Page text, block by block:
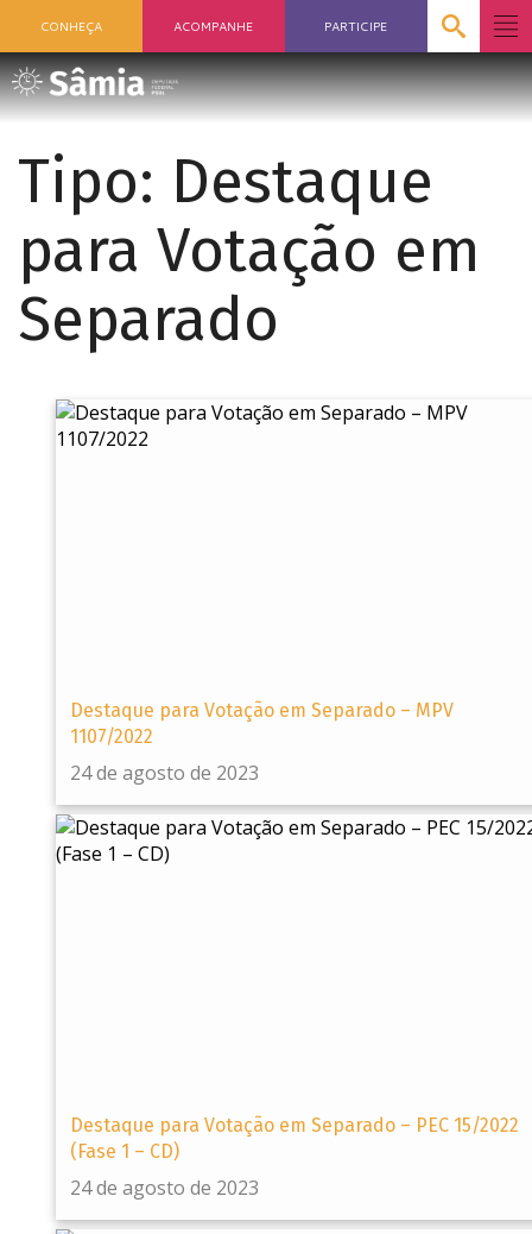
CONHEÇA ACOMPANHE PARTICIPE
Tipo: Destaque
para Votação em
Separado
Destaque para Votação em Separado – MPV
1107/2022
24 de agosto de 2023
Destaque para Votação em Separado – PEC 15/2022
(Fase 1 – CD)
24 de agosto de 2023